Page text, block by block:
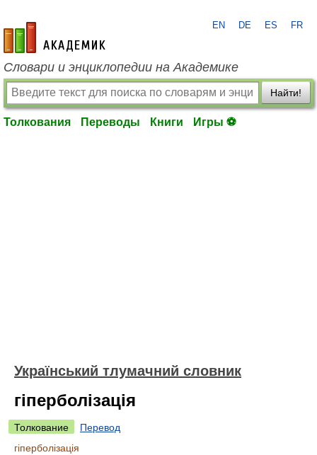
academic.ru
EN DE ES FR
Словари и энциклопедии на Академике
Найти!
Толкования Переводы Книги Игры ⚽
Український тлумачний словник
гіперболізація
Толкование
Перевод
гіперболізація